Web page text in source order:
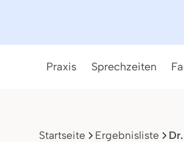
Praxis Sprechzeiten
Startseite Ergebnisliste